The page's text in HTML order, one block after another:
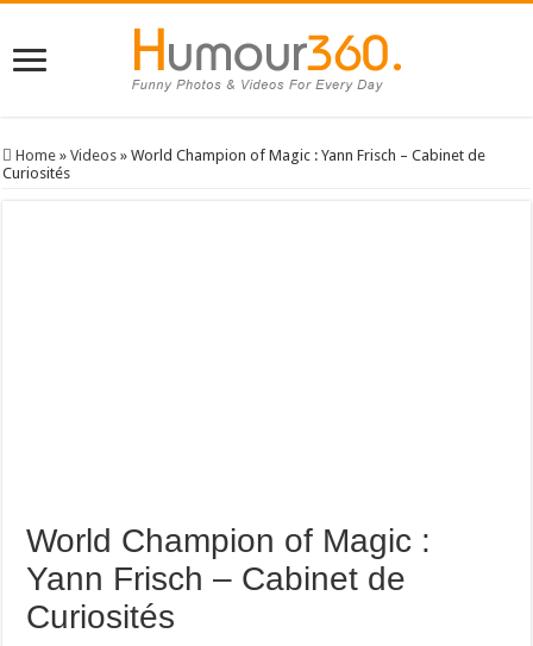
Home » Videos » World Champion of Magic : Yann Frisch – Cabinet de
Curiosités
World Champion of Magic :
Yann Frisch – Cabinet de
Curiosités